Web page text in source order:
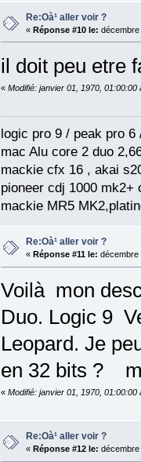
Re:Oà¹ aller voir ?
« Réponse #10 le: décembre
il doit peu etre
« Modifié: janvier 01, 1970, 01:00:00
logic pro 9 / peak pro
mac Alu core 2 duo
mackie cfx 16 , akai
pioneer cdj 1000
mackie MR5
Re:Oà¹ aller voir ?
« Réponse #11 le: décembre
Voilà mon
Duo. Logic 9
Leopard. Je
en 32 bits ?
« Modifié: janvier 01, 1970, 01:00:00
Re:Oà¹ aller voir ?
« Réponse #12 le: décembre